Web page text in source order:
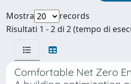
Mostra
records
Risultati 1 - 2 di 2 (tempo di
Comfortable Net Zero